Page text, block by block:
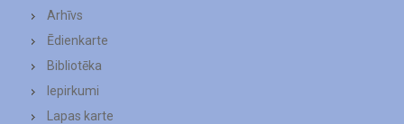
Arhīvs
Ēdienkarte
Bibliotēka
Iepirkumi
Lapas karte